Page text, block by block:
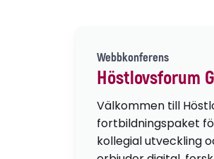
Webbkonferens
Höstlovsforum
Välkommen till
fortbildningspaket
kollegial utveckling